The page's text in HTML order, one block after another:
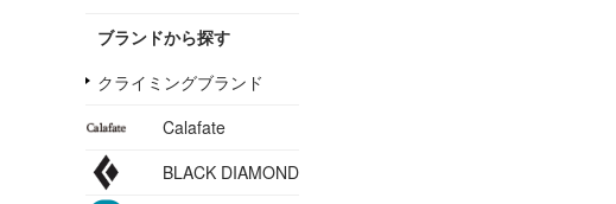
ブランドから探す
クライミングブランド
Calafate
BLACK DIAMOND